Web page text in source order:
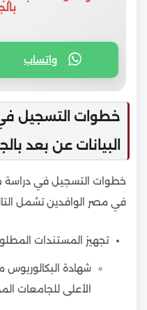
واتساب
خطوات التسجيل
البيانات عن بعد
خطوات التسجيل في دراسة
في مصر الوافدين تشمل
تجهيز المستندات
شهادة
الأعلى للجامعات